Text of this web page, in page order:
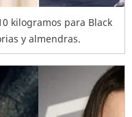
kilogramos para Black
y almendras.